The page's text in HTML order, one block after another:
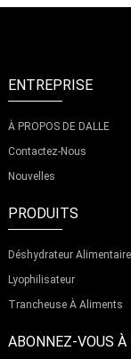
ENTREPRISE
À PROPOS DE DALLE
Contactez-Nous
Nouvelles
PRODUITS
Déshydrateur Alimentaire
Lyophilisateur
Trancheuse À Aliments
ABONNEZ-VOUS